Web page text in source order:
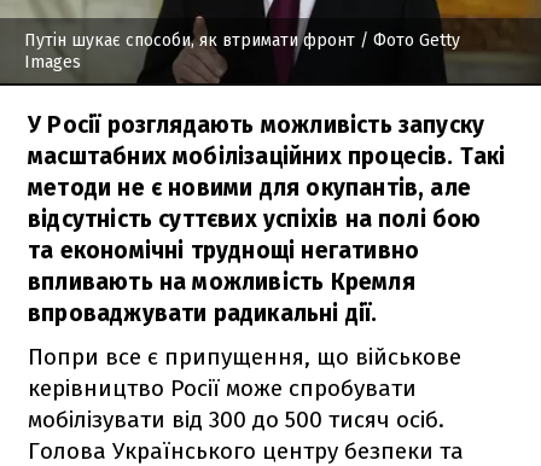
Путін шукає способи, як втримати фронт / Фото Getty
Images
У Росії розглядають можливість запуску
масштабних мобілізаційних процесів. Такі
методи не є новими для окупантів, але
відсутність суттєвих успіхів на полі бою
та економічні труднощі негативно
впливають на можливість Кремля
впроваджувати радикальні дії.
Попри все є припущення, що військове
керівництво Росії може спробувати
мобілізувати від 300 до 500 тисяч осіб.
Голова Українського центру безпеки та